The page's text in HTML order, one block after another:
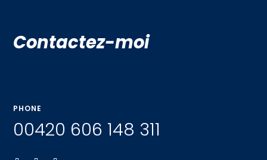
Contactez-moi
PHONE
00420 606 148 311